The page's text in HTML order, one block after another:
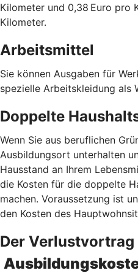
Kilometer und 0,38 Euro pro
Kilometer.
Arbeitsmittel
Sie können Ausgaben für
spezielle Arbeitskleidung als
Doppelte
Wenn Sie aus beruflichen
Ausbildungsort unterhalten
Hausstand an Ihrem
die Kosten für die doppelte
machen. Voraussetzung ist
den Kosten des
Der Verlustvortrag